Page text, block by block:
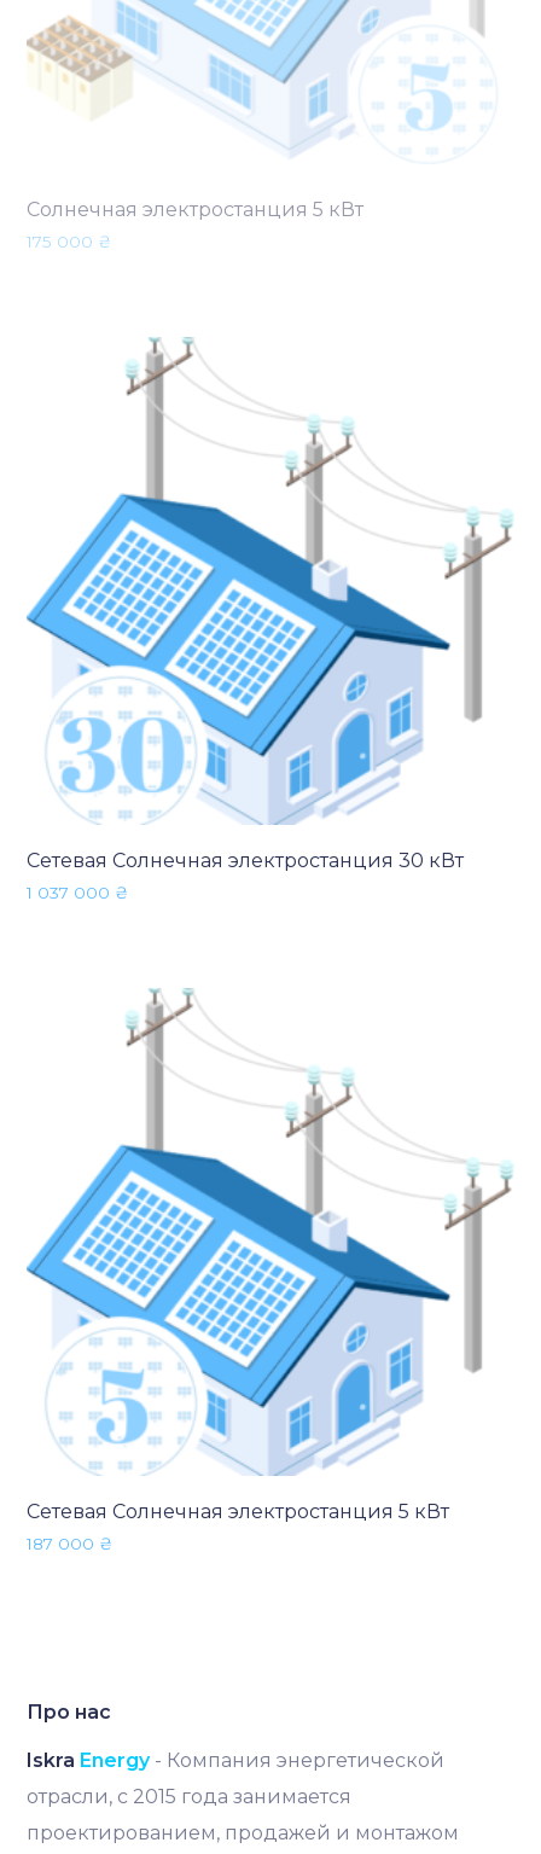
Солнечная электростанция 5 кВт
175 000 ₴
Сетевая Солнечная электростанция 30 кВт
1 037 000 ₴
Сетевая Солнечная электростанция 5 кВт
187 000 ₴
Про нас
Iskra Energy- Компания энергетической
отрасли, с 2015 года занимается
проектированием, продажей и монтажом